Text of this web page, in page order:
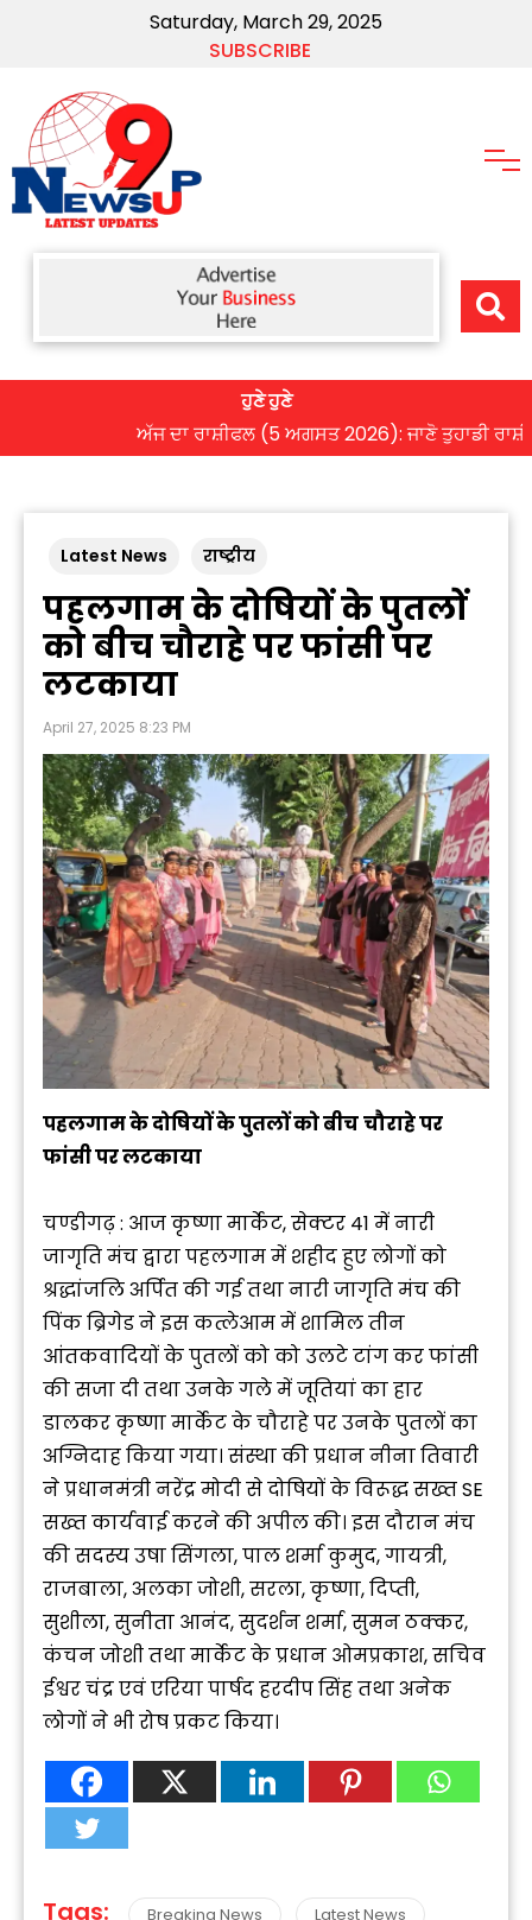
Saturday, March 29, 2025
SUBSCRIBE
ਹੁਣੇ ਹੁਣੇ
ਅੱਜ ਦਾ ਰਾਸ਼ੀਫਲ (5 ਅਗਸਤ 2026): ਜਾਣੋ ਤੁਹਾਡੀ ਰਾਸ਼ੀ ‘ਤੇ
Latest News राष्ट्रीय
पहलगाम के दोषियों के पुतलों
को बीच चौराहे पर फांसी पर
लटकाया
April 27, 2025 8:23 PM
पहलगाम के दोषियों के पुतलों को बीचचौराहे पर
फांसी पर लटकाया
चण्डीगढ़ : आज कृष्णा मार्केट, सेक्टर 41 में नारी
जागृति मंच द्वारा पहलगाम में शहीद हुए लोगों को
श्रद्धांजलि अर्पित की गई तथा नारी जागृति मंच की
पिंक ब्रिगेड ने इस कत्लेआम में शामिल तीन
आंतकवादियों के पुतलों को को उलटे टांग कर फांसी
की सजा दी तथा उनके गले में जूतियां का हार
डालकर कृष्णा मार्केट के चौराहे पर उनके पुतलों का
अग्निदाह किया गया। संस्था की प्रधान नीना तिवारी
ने प्रधानमंत्री नरेंद्र मोदी से दोषियों के विरूद्ध सख्त SE
सख्त कार्यवाई करने की अपील की। इस दौरान मंच
की सदस्य उषा सिंगला, पाल शर्मा कुमुद, गायत्री,
राजबाला, अलका जोशी, सरला, कृष्णा, दिप्ती,
सुशीला, सुनीता आनंद, सुदर्शन शर्मा, सुमन ठक्कर,
कंचन जोशी तथा मार्केट के प्रधान ओमप्रकाश, सचिव
ईश्वर चंद्र एवं एरिया पार्षद हरदीप सिंह तथा अनेक
लोगों ने भी रोष प्रकट किया।
Tags: Breaking News
Latest News